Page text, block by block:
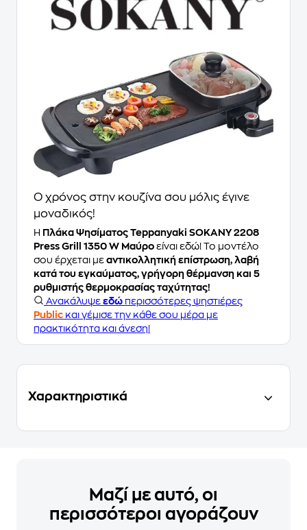
Ο χρόνος στην κουζίνα σου μόλις έγινε
μοναδικός!
Η Πλάκα Ψησίματος Teppanyaki SOKANY 2208
Press Grill 1350 W Μαύρο είναι εδώ! Το μοντέλο
σου έρχεται με αντικολλητική επίστρωση, λαβή
κατά του εγκαύματος, γρήγορη θέρμανση και 5
ρυθμιστής θερμοκρασίας ταχύτητας!
Ανακάλυψε εδώ περισσότερες ψηστιέρες
Public και γέμισε την κάθε σου μέρα με
πρακτικότητα και άνεση!
Χαρακτηριστικά
Μαζί με αυτό, οι
περισσότεροι αγοράζουν